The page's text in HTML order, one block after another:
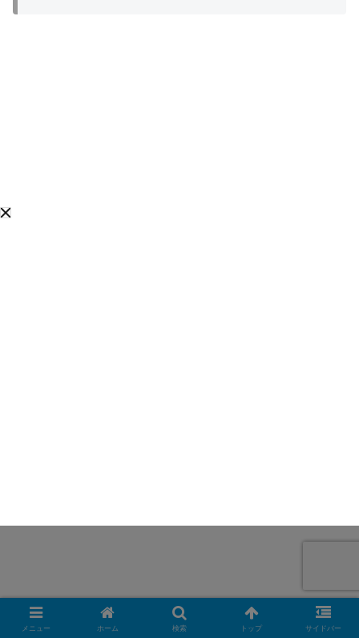
メニュー ホーム 検索 トップ サイドバー